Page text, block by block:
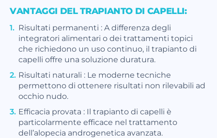
VANTAGGI DEL TRAPIANTO DI CAPELLI:
Risultati permanenti : A differenza degli
integratori alimentari o dei trattamenti topici
che richiedono un uso continuo, il trapianto di
capelli offre una soluzione duratura.
Risultati naturali : Le moderne tecniche
permettono di ottenere risultati non rilevabili ad
occhio nudo.
Efficacia provata : Il trapianto di capelli è
particolarmente efficace nel trattamento
dell’alopecia androgenetica avanzata.